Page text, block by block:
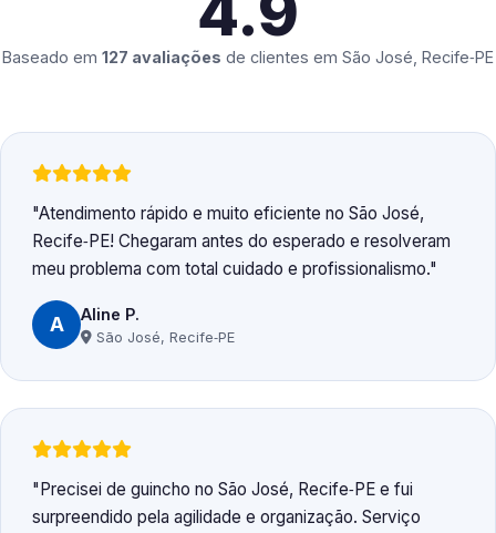
Baseado em 127 avaliações de clientes em São José, Recife‑PE
Atendimento rápido e muito eficiente no São José,
Recife‑PE! Chegaram antes do esperado e resolveram
meu problema com total cuidado e profissionalismo.
A Aline P.
São José, Recife‑PE
Precisei de guincho no São José, Recife‑PE e fui
surpreendido pela agilidade e organização. Serviço